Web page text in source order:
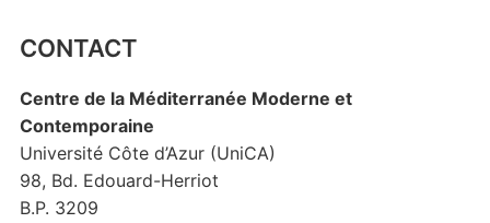
CONTACT
Centre de la Méditerranée Moderne et
Contemporaine
Université Côte d’Azur (UniCA)
98, Bd. Edouard-Herriot
B.P. 3209